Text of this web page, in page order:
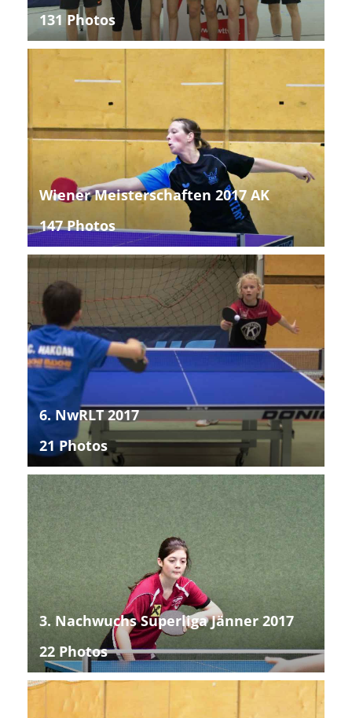
131 Photos
Wiener Meisterschaften 2017 AK
147 Photos
6. NwRLT 2017
21 Photos
3. Nachwuchs Superliga Jänner 2017
22 Photos